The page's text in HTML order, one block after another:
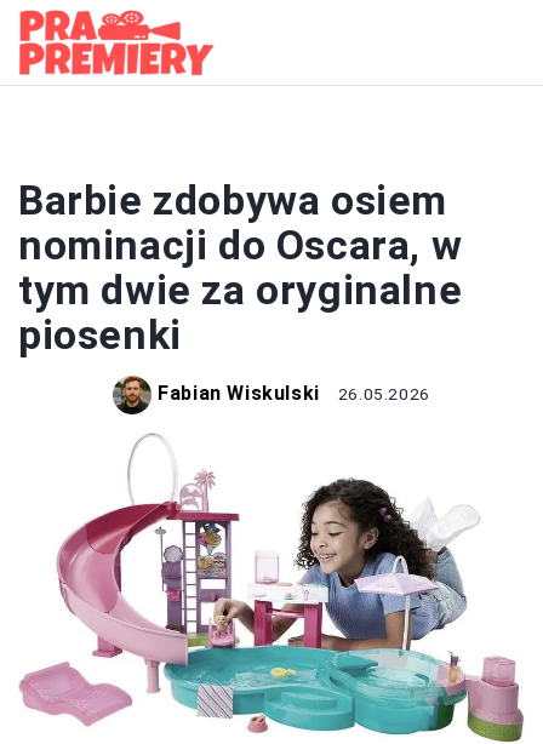
Barbie zdobywa osiem
nominacji do Oscara, w
tym dwie za oryginalne
piosenki
Fabian Wiskulski 26.05.2026